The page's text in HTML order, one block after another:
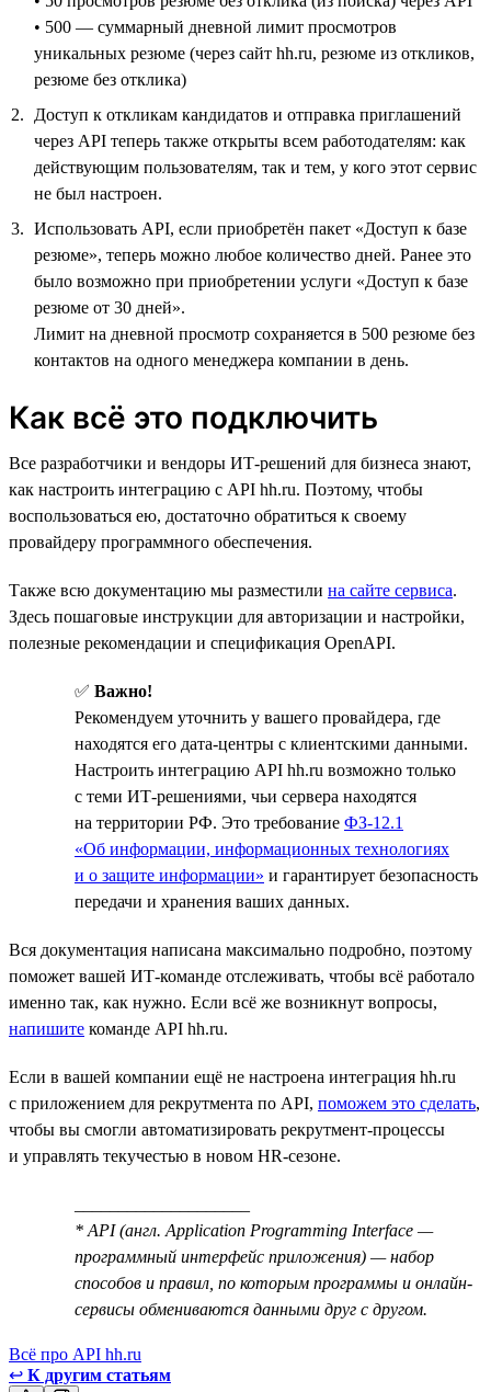
• 500 — суммарный дневной лимит просмотров
уникальных резюме (через сайт hh.ru, резюме из откликов,
резюме без отклика)
Доступ к откликам кандидатов и отправка приглашений
через API теперь также открыты всем работодателям: как
действующим пользователям, так и тем, у кого этот сервис
не был настроен.
Использовать API, если приобретён пакет «Доступ к базе
резюме», теперь можно любое количество дней. Ранее это
было возможно при приобретении услуги «Доступ к базе
резюме от 30 дней».
Лимит на дневной просмотр сохраняется в 500 резюме без
контактов на одного менеджера компании в день.
Как всё это подключить
Все разработчики и вендоры ИТ-решений для бизнеса знают,
как настроить интеграцию с API hh.ru. Поэтому, чтобы
воспользоваться ею, достаточно обратиться к своему
провайдеру программного обеспечения.
Также всю документацию мы разместили на сайте сервиса.
Здесь пошаговые инструкции для авторизации и настройки,
полезные рекомендации и спецификация OpenAPI.
✅ Важно!
Рекомендуем уточнить у вашего провайдера, где
находятся его дата-центры с клиентскими данными.
Настроить интеграцию API hh.ru возможно только
с теми ИТ-решениями, чьи сервера находятся
на территории РФ. Это требование ФЗ-12.1
«Об информации, информационных технологиях
и о защите информации» и гарантирует безопасность
передачи и хранения ваших данных.
Вся документация написана максимально подробно, поэтому
поможет вашей ИТ-команде отслеживать, чтобы всё работало
именно так, как нужно. Если всё же возникнут вопросы,
напишите команде API hh.ru.
Если в вашей компании ещё не настроена интеграция hh.ru
с приложением для рекрутмента по API, поможем это сделать,
чтобы вы смогли автоматизировать рекрутмент-процессы
и управлять текучестью в новом HR-сезоне.
* API (англ. Application Programming Interface —
программный интерфейс приложения) — набор
способов и правил, по которым программы и онлайн-
сервисы обмениваются данными друг с другом.
Всё про API hh.ru
↩ К другим статьям